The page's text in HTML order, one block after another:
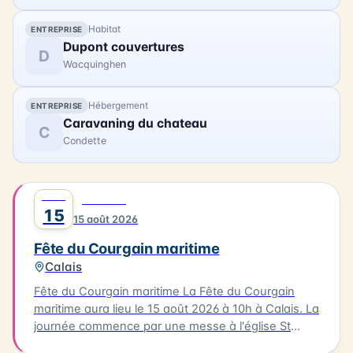
ENTREPRISE Habitat
D Dupont couvertures
Wacquinghen
ENTREPRISE Hébergement
C Caravaning du chateau
Condette
15 15 août 2026
Fête du Courgain maritime
Calais
Fête du Courgain maritime La Fête du Courgain
maritime aura lieu le 15 août 2026 à 10h à Calais. La
journée commence par une messe à l'église St